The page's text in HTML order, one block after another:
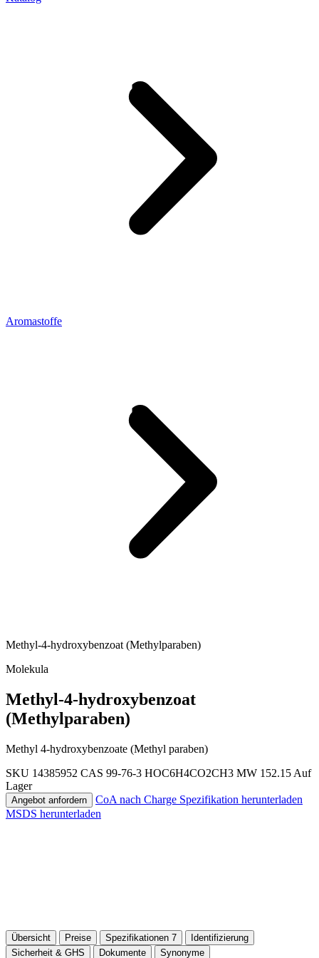
Aromastoffe
Methyl-4-hydroxybenzoat (Methylparaben)
Molekula
Methyl-4-hydroxybenzoat
(Methylparaben)
Methyl 4-hydroxybenzoate (Methyl paraben)
SKU 14385952 CAS 99-76-3 HOC6H4CO2CH3 MW 152.15 Auf
Lager
Angebot anfordern CoA nach Charge Spezifikation herunterladen
MSDS herunterladen
Übersicht Preise Spezifikationen 7
Identifizierung
Sicherheit & GHS
Dokumente Synonyme